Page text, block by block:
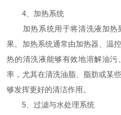
4、加热系统
加热系统用于将清洗液加热
果。加热系统通常由加热器、温
热的清洗液能够有效地溶解油
率，尤其在清洗油脂、脂肪或某
够发挥更好的清洁作用。
5、过滤与水处理系统